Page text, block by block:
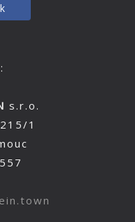
s.r.o.
1